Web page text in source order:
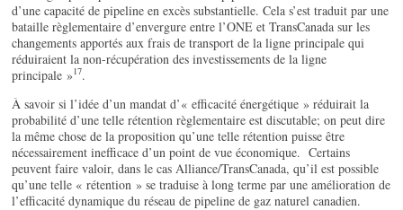
d’une capacité de pipeline en excès substantielle. Cela s’est traduit par une
bataille règlementaire d’envergure entre l’ONE et TransCanada sur les
changements apportés aux frais de transport de la ligne principale qui
réduiraient la non-récupération des investissements de la ligne
principale »17.
À savoir si l’idée d’un mandat d’« efficacité énergétique » réduirait la
probabilité d’une telle rétention règlementaire est discutable; on peut dire
la même chose de la proposition qu’une telle rétention puisse être
nécessairement inefficace d’un point de vue économique. Certains
peuvent faire valoir, dans le cas Alliance/TransCanada, qu’il est possible
qu’une telle « rétention » se traduise à long terme par une amélioration de
l’efficacité dynamique du réseau de pipeline de gaz naturel canadien.